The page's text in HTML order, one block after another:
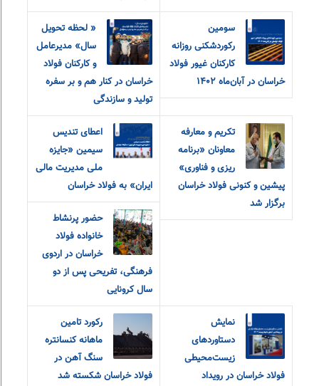
سومین
رکوردشکنی روزانه
کارکنان غیور فولاد
خراسان در آبان‌ماه ۱۴۰۲
« لحظه تحویل
سال» مدیرعامل
و‌ کارکنان فولاد
خراسان در کنار هم و بر سفره
تولید و سازندگی
تکریم و معارفه
معاونان «برنامه
ریزی و فناوری»
پیشین و کنونی فولاد خراسان
برگزار شد
اعطای تندیس
سیمین «جایزه
ملی مدیریت مالی
ایران» به فولاد خراسان
حضور پرنشاط
خانواده فولاد
خراسان در اردوی
فرهنگی، تفریحی پس از دو
سال کرونایی
نمایش
دستاوردهای
زیست‌محیطی
فولاد خراسان در رویداد
رکورد تامین
ماهانه کنسانتره
سنگ آهن در
فولاد خراسان شکسته شد